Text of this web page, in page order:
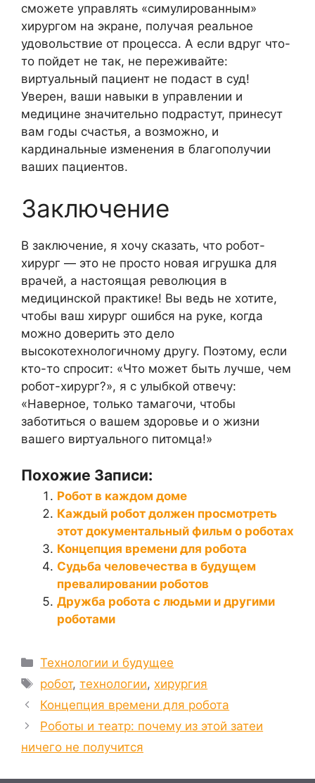
сможете управлять «симулированным»
хирургом на экране, получая реальное
удовольствие от процесса. А если вдруг что-
то пойдет не так, не переживайте:
виртуальный пациент не подаст в суд!
Уверен, ваши навыки в управлении и
медицине значительно подрастут, принесут
вам годы счастья, а возможно, и
кардинальные изменения в благополучии
ваших пациентов.
Заключение
В заключение, я хочу сказать, что робот-
хирург — это не просто новая игрушка для
врачей, а настоящая революция в
медицинской практике! Вы ведь не хотите,
чтобы ваш хирург ошибся на руке, когда
можно доверить это дело
высокотехнологичному другу. Поэтому, если
кто-то спросит: «Что может быть лучше, чем
робот-хирург?», я с улыбкой отвечу:
«Наверное, только тамагочи, чтобы
заботиться о вашем здоровье и о жизни
вашего виртуального питомца!»
Похожие Записи:
Робот в каждом доме
Каждый робот должен просмотреть
этот документальный фильм о роботах
Концепция времени для робота
Судьба человечества в будущем
превалировании роботов
Дружба робота с людьми и другими
роботами
Рубрики
Технологии и будущее
Метки
робот,технологии, хирургия
Концепция времени для робота
Роботы и театр: почему из этой затеи
ничего не получится